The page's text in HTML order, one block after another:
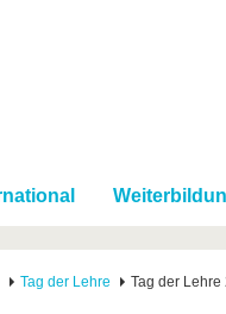
Tag der Lehre Tag der Lehre